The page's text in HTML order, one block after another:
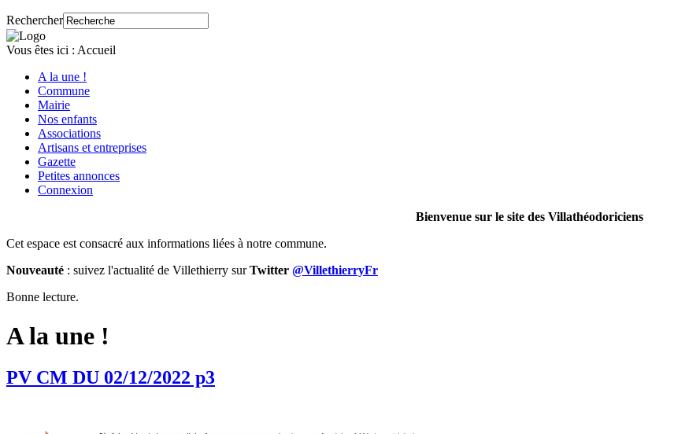
Rechercher
Vous êtes ici : Accueil
A la une !
Commune
Mairie
Nos enfants
Associations
Artisans et entreprises
Gazette
Petites annonces
Connexion
Bienvenue sur le site des Villathéodoriciens
Cet espace est consacré aux informations liées à notre commune.
Nouveauté : suivez l'actualité de Villethierry surTwitter @VillethierryFr
Bonne lecture.
A la une !
PV CM DU 02/12/2022 p3